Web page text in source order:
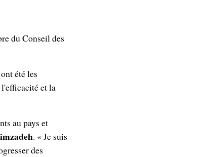
du Conseil des
été les
et la
au pays et
. « Je suis
des